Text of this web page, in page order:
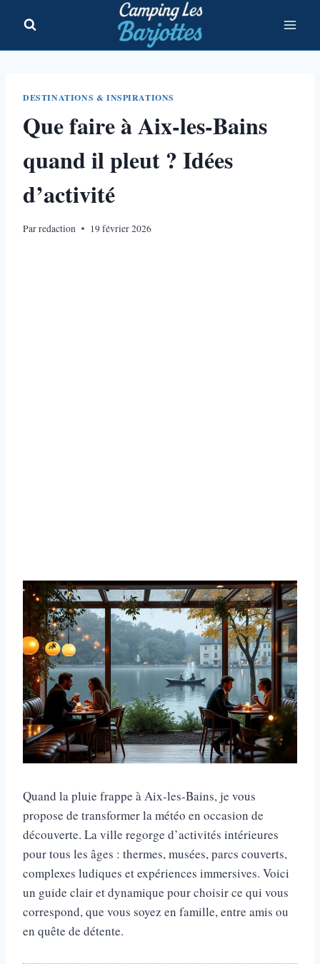
contenu
DESTINATIONS & INSPIRATIONS
Que faire à Aix-les-Bains
quand il pleut ? Idées
d’activité
Parredaction 19 février 2026
Quand la pluie frappe à Aix-les-Bains, je vous
propose de transformer la météo en occasion de
découverte. La ville regorge d’activités intérieures
pour tous les âges : thermes, musées, parcs couverts,
complexes ludiques et expériences immersives. Voici
un guide clair et dynamique pour choisir ce qui vous
correspond, que vous soyez en famille, entre amis ou
en quête de détente.